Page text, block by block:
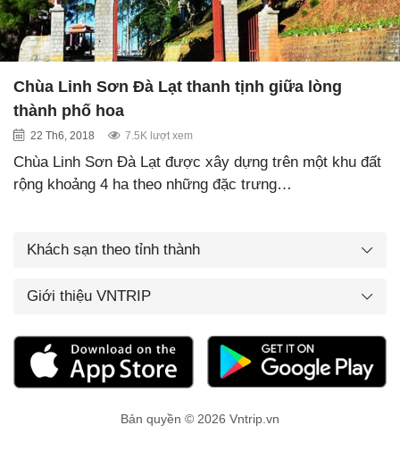
Chùa Linh Sơn Đà Lạt thanh tịnh giữa lòng
thành phố hoa
22 Th6, 2018 7.5K lượt xem
Chùa Linh Sơn Đà Lạt được xây dựng trên một khu đất
rộng khoảng 4 ha theo những đặc trưng…
Khách sạn theo tỉnh thành
Giới thiệu VNTRIP
Bản quyền © 2026 Vntrip.vn